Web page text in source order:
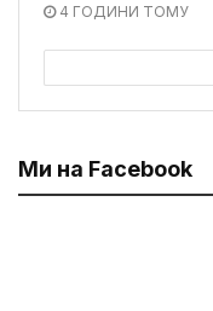
4 ГОДИНИ ТОМУ
Ми на Facebook